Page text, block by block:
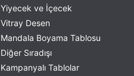
Yiyecek ve İçecek
Vitray Desen
Mandala Boyama Tablosu
Diğer Sıradışı
Kampanyalı Tablolar